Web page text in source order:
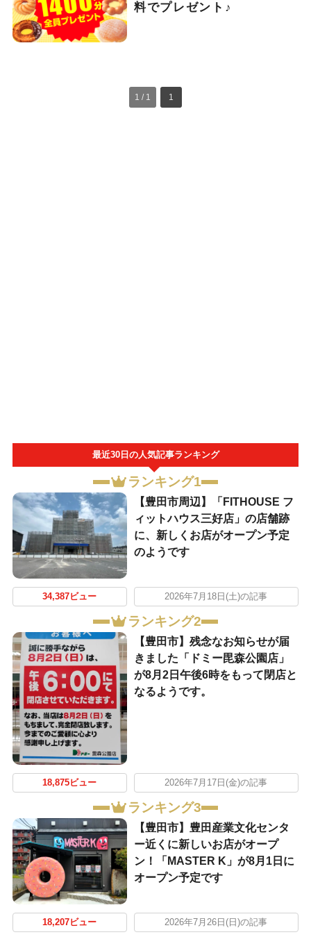
料でプレゼント♪
1 / 1 1
最近30日の人気記事ランキング
ランキング1
【豊田市周辺】「FITHOUSE フ
ィットハウス三好店」の店舗跡
に、新しくお店がオープン予定
のようです
34,387ビュー 2026年7月18日(土)の記事
ランキング2
【豊田市】残念なお知らせが届
きました「ドミー毘森公園店」
が8月2日午後6時をもって閉店と
なるようです。
18,875ビュー 2026年7月17日(金)の記事
ランキング3
【豊田市】豊田産業文化センタ
ー近くに新しいお店がオープ
ン！「MASTER K」が8月1日に
オープン予定です
18,207ビュー 2026年7月26日(日)の記事